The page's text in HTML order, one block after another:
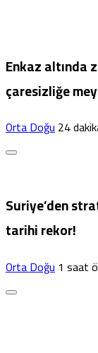
Enkaz altında
çaresizliğe
Orta Doğu24
Suriye’den
tarihi rekor!
Orta Doğu1 saat